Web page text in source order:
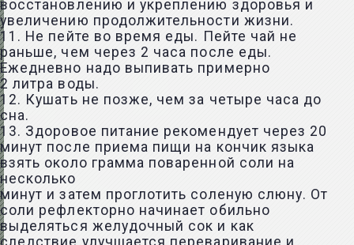
восстановлению и укреплению здоровья и
увеличению продолжительности жизни.
11. Не пейте во время еды. Пейте чай не
раньше, чем через 2 часа после еды.
Ежедневно надо выпивать примерно
2 литра воды.
12. Кушать не позже, чем за четыре часа до
сна.
13. Здоровое питание рекомендует через 20
минут после приема пищи на кончик языка
взять около грамма поваренной соли на
несколько
минут и затем проглотить соленую слюну. От
соли рефлекторно начинает обильно
выделяться желудочный сок и как
следствие улучшается переваривание и